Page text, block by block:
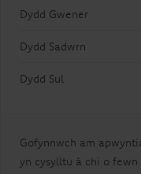
Dydd Gwener
Dydd Sadwrn
Dydd Sul
Gofynnwch am
yn cysylltu â chi o fewn